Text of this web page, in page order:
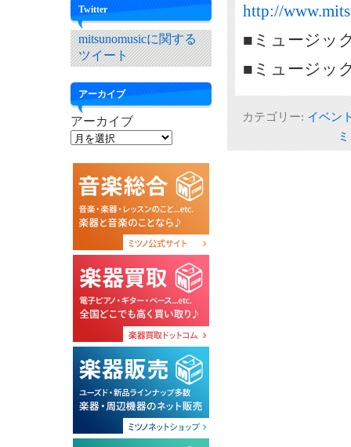
http://
■ミュージッ
■ミュージッ
カテゴリー: イベン
Twitter
mitsunomusicに関する
ツイート
アーカイブ
アーカイブ